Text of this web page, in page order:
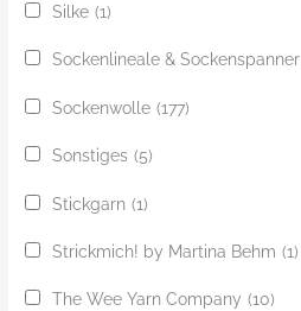
Silke (1)
Sockenlineale & Sockenspanner
Sockenwolle (177)
Sonstiges (5)
Stickgarn (1)
Strickmich! by Martina Behm (1)
The Wee Yarn Company (10)